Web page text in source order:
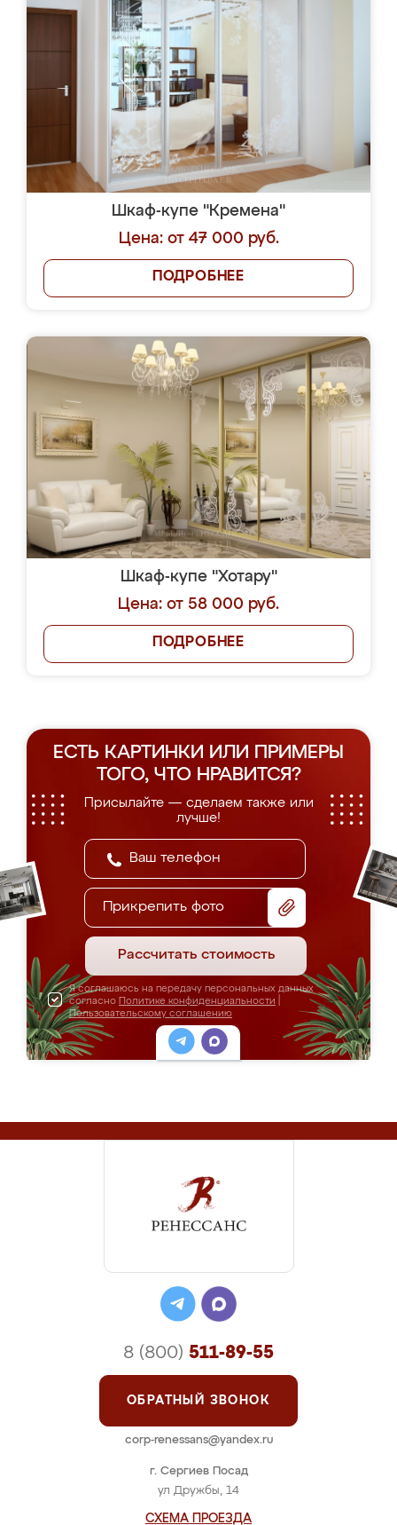
Шкаф-купе "Кремена"
Цена: от 47 000 руб.
ПОДРОБНЕЕ
Шкаф-купе "Хотару"
Цена: от 58 000 руб.
ПОДРОБНЕЕ
ЕСТЬ КАРТИНКИ ИЛИ ПРИМЕРЫ
ТОГО, ЧТО НРАВИТСЯ?
Присылайте — сделаем также или
лучше!
Прикрепить фото
Рассчитать стоимость
Я соглашаюсь на передачу персональных данных
согласно Политике конфиденциальности
Пользовательскому соглашению
г. Сергиев Посад
ул Дружбы, 14
СХЕМА ПРОЕЗДА
8 (800) 511-89-55
ОБРАТНЫЙ ЗВОНОК
corp-renessans@yandex.ru